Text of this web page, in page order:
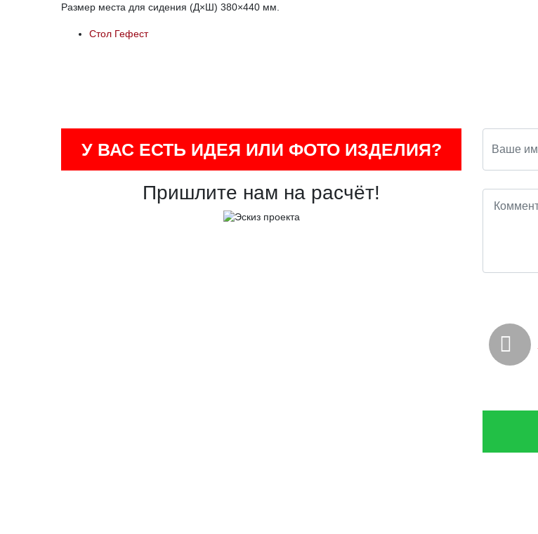
Размер места для сидения (Д×Ш) 380×440 мм.
Стол Гефест
У ВАС ЕСТЬ ИДЕЯ ИЛИ ФОТО ИЗДЕЛИЯ?
Пришлите нам на расчёт!